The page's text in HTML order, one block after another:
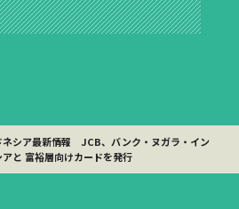
ネシア最新情報 JCB、バンク・ヌガラ・イン
アと 富裕層向けカードを発行